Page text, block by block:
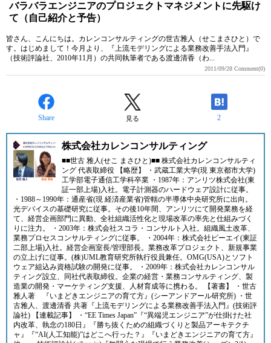
バラバラエンジニアのプロジェクトマネジメントに先駆け
て（自己紹介と予告）
皆さん、こんにちは。カレンコンサルティングの世古雅人（せこまさひと）で
す。はじめまして！今月より、『上流モデリングによる業務改善手法入門』
（技術評論社、2010年11月）の共同執筆者である渡邊清香（わ...
2011/09/28 Comment(0)
Share 見る 2
株式会社カレンコンサルティング
■■世古 雅人(せこ まさひと)■■ 株式会社カレンコンサルティ
ング 代表取締役 【略歴】 ・武蔵工業大学(現 東京都市大学)
工学部電子通信工学科卒業 ・1987年：アンリツ株式会社(東
証一部上場)入社。電子計測器のハードウェア設計に従事。
・1988～1990年：通産省(現 経済産業省)管轄の半導体中央研究所に出向。
光デバイスの基礎研究に従事。その後10年間、アンリツにて開発業務を経
て、経営企画部門に異動、全社組織活性化と現場改革の率先と仕組みづく
りに注力。 ・2003年：株式会社スコラ・コンサルト入社。組織風土改革、
業務プロセスコンサルティングに従事。 ・2004年：株式会社ピーエイ(東証
二部上場)入社。経営企画室長/管理部長。業務改革プロジェクト、新規事業
の立上げに従事。(株)UML教育研究所執行役員兼任。OMG(USA)とソフト
ウェア組込み資格試験の開発に従事。 ・2009年：株式会社カレンコンサル
ティング設立、同社代表取締役。企業の経営・業務コンサルティング、製
造業の開発・マーケティング支援、人材育成等に携わる。 【著書】 ・世古
雅人著 『いまどきエンジニアの育て方』(シーアンドアール研究所) ・世
古雅人、渡邊清香 共著『上流モデリングによる業務改善手法入門』(技術評
論社) 【連載記事】 ・“EE Times Japan”『“異端児エンジニア”が仕掛けた社
内改革、執念の180日』『勝ち抜くための組織づくりと製品アーキテクチ
ャ』『“AI(人工知能)”はどこへ行った？』『いまどきエンジニアの育て方』